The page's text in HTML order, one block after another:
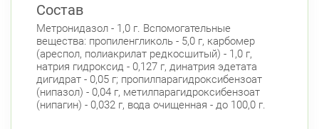
Состав
Метронидазол - 1,0 г. Вспомогательные
вещества: пропиленгликоль - 5,0 г, карбомер
(ареспол, полиакрилат редкосшитый) - 1,0 г,
натрия гидроксид - 0,127 г, динатрия эдетата
дигидрат - 0,05 г; пропилпарагидроксибензоат
(нипазол) - 0,04 г, метилпарагидроксибензоат
(нипагин) - 0,032 г, вода очищенная - до 100,0 г.